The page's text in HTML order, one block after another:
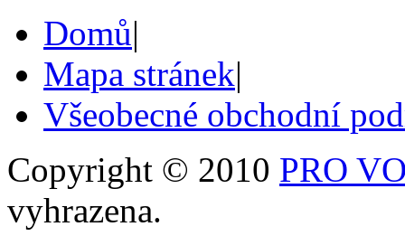
Domů|
Mapa stránek|
Všeobecné obchodní
Copyright © 2010 PRO
vyhrazena.